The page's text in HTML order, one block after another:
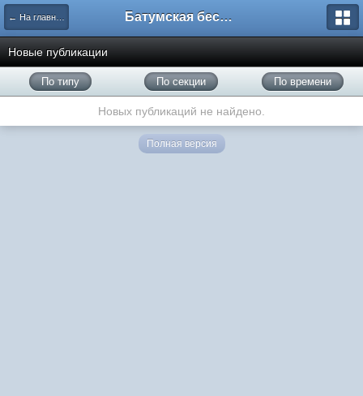
← На главную Батумская беседка
Новые публикации
По типу По секции По времени
Новых публикаций не найдено.
Полная версия